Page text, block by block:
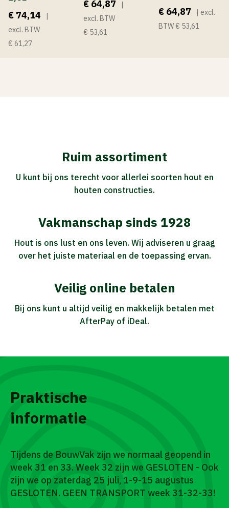
€ 74,14
|
excl. BTW
€ 61,27
€ 64,87
|
excl. BTW
€ 53,61
€ 64,87
| excl.
BTW € 53,61
Ruim assortiment
U kunt bij ons terecht voor allerlei soorten hout en
houten constructies.
Vakmanschap sinds 1928
Hout is ons lust en ons leven. Wij adviseren u graag
over het juiste materiaal en de toepassing ervan.
Veilig online betalen
Bij ons kunt u altijd veilig en makkelijk betalen met
AfterPay of iDeal.
Praktische
informatie
Tijdens de BouwVak zijn we normaal geopend in
week 31 en 33. Week 32 zijn we GESLOTEN - Ook
zijn we op zaterdag 25 juli, 1-9-15 augustus
GESLOTEN. GEEN TRANSPORT week 31-32-33!